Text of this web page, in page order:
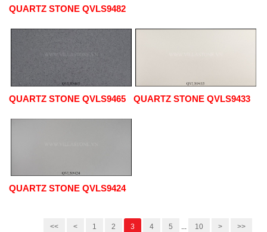
QUARTZ STONE QVLS9482
QUARTZ STONE QVLS9465 QUARTZ STONE QVLS9433
QUARTZ STONE QVLS9424
<< < 1 2 3 4 5 ... 10 > >>